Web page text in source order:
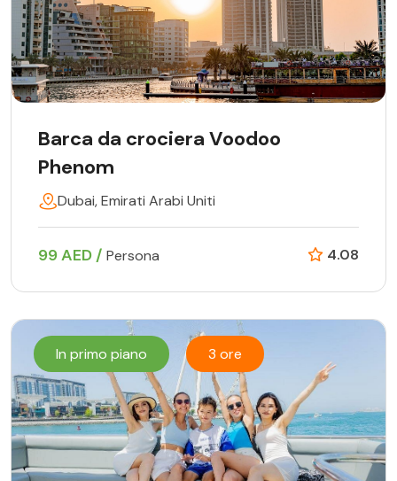
Barca da crociera Voodoo
Phenom
Dubai, Emirati Arabi Uniti
99 AED / Persona 4.08
In primo piano 3 ore